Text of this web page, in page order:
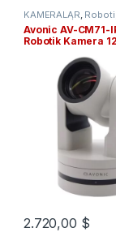
KAMERALAR,
TV YAYIN
Avonic AV-CM71-
Robotik Kamera
2.720,00 $